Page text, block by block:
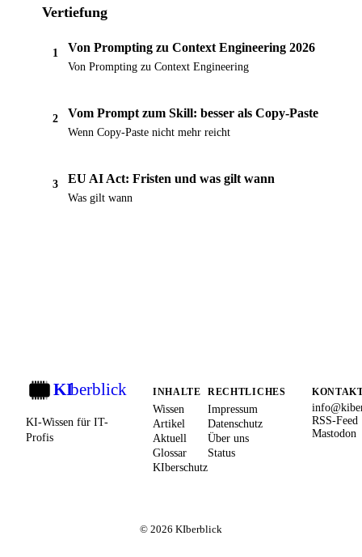
Vertiefung
1 Von Prompting zu Context Engineering 2026
Von Prompting zu Context Engineering
2 Vom Prompt zum Skill: besser als Copy-Paste
Wenn Copy-Paste nicht mehr reicht
3 EU AI Act: Fristen und was gilt wann
Was gilt wann
KIberblick
KI-Wissen für IT-
Profis
INHALTE
Wissen
Artikel
Aktuell
Glossar
KIberschutz
RECHTLICHES
Impressum
Datenschutz
Über uns
Status
RSS-Feed
Mastodon
© 2026 KIberblick